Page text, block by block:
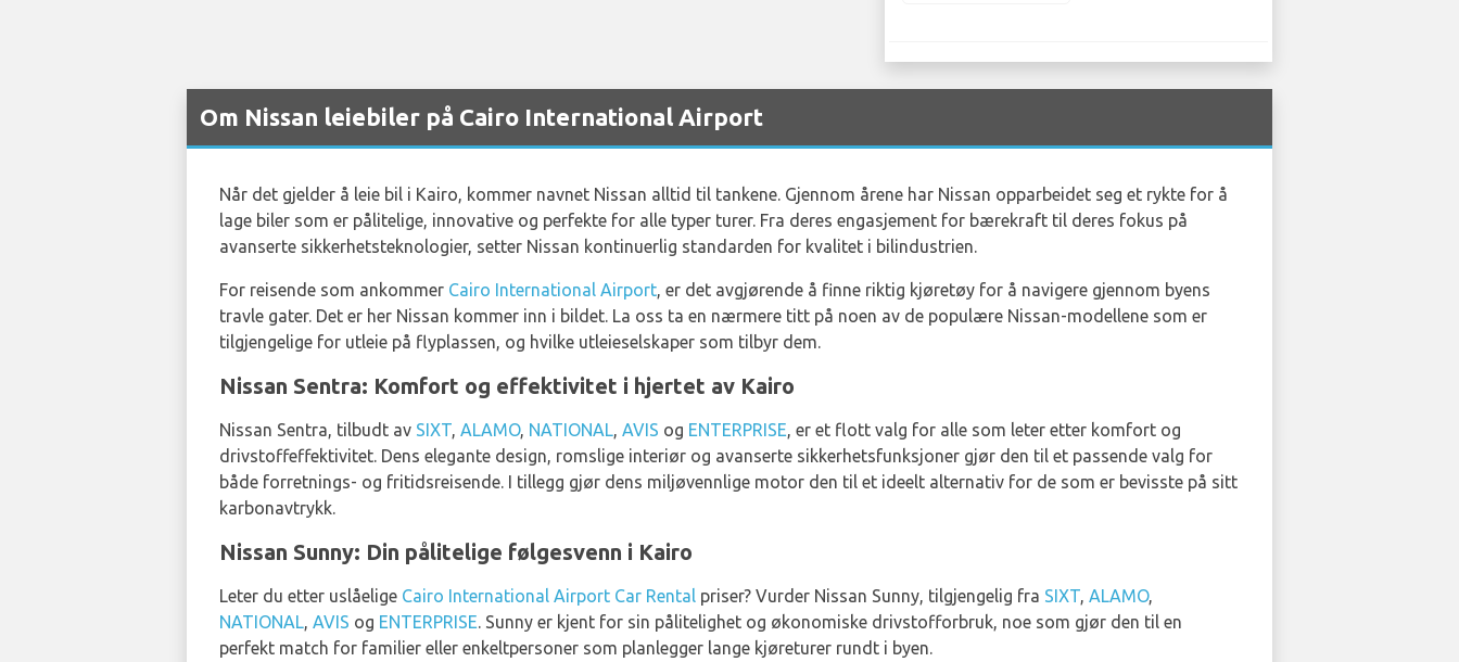
Om Nissan leiebiler på Cairo International Airport
Når det gjelder å leie bil i Kairo, kommer navnet Nissan alltid til tankene. Gjennom årene har Nissan opparbeidet seg et rykte for å
lage biler som er pålitelige, innovative og perfekte for alle typer turer. Fra deres engasjement for bærekraft til deres fokus på
avanserte sikkerhetsteknologier, setter Nissan kontinuerlig standarden for kvalitet i bilindustrien.
For reisende som ankommer Cairo International Airport, er det avgjørende å finne riktig kjøretøy for å navigere gjennom byens
travle gater. Det er her Nissan kommer inn i bildet. La oss ta en nærmere titt på noen av de populære Nissan-modellene som er
tilgjengelige for utleie på flyplassen, og hvilke utleieselskaper som tilbyr dem.
Nissan Sentra: Komfort og effektivitet i hjertet av Kairo
Nissan Sentra, tilbudt av SIXT, ALAMO, NATIONAL, AVIS og ENTERPRISE, er et flott valg for alle som leter etter komfort og
drivstoffeffektivitet. Dens elegante design, romslige interiør og avanserte sikkerhetsfunksjoner gjør den til et passende valg for
både forretnings- og fritidsreisende. I tillegg gjør dens miljøvennlige motor den til et ideelt alternativ for de som er bevisste på sitt
karbonavtrykk.
Nissan Sunny: Din pålitelige følgesvenn i Kairo
Leter du etter uslåelige Cairo International Airport Car Rental priser? Vurder Nissan Sunny, tilgjengelig fra SIXT, ALAMO,
NATIONAL, AVIS og ENTERPRISE. Sunny er kjent for sin pålitelighet og økonomiske drivstofforbruk, noe som gjør den til en
perfekt match for familier eller enkeltpersoner som planlegger lange kjøreturer rundt i byen.